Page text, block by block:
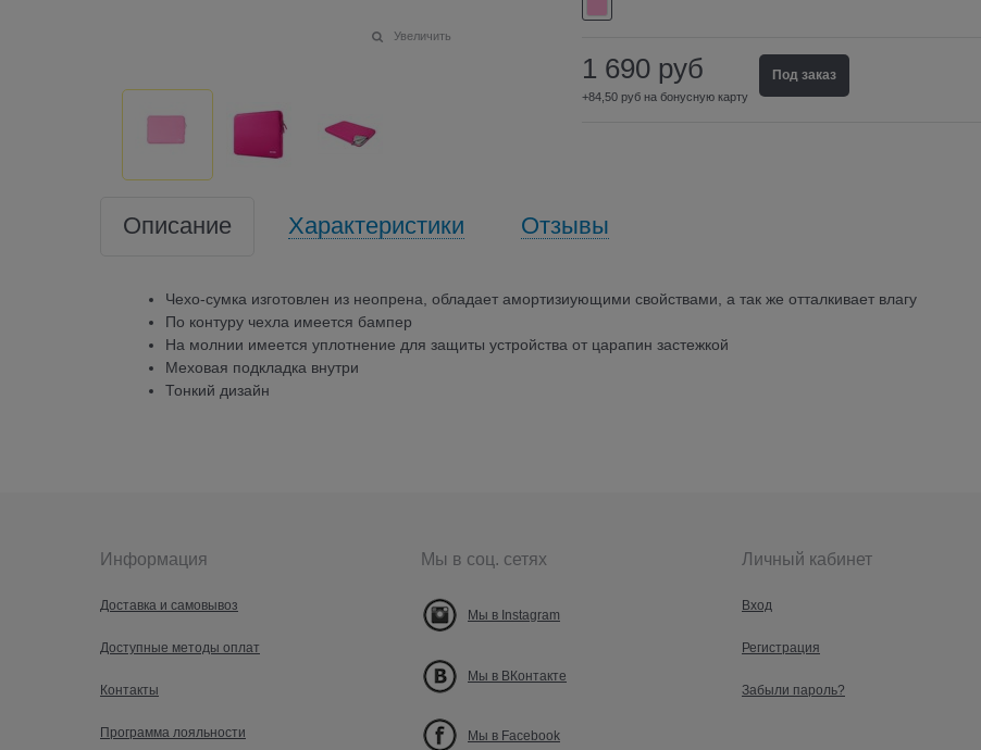
Увеличить
1 690 руб
+84,50 руб на бонусную карту
Под заказ
Описание Характеристики Отзывы
Чехо-сумка изготовлен из неопрена, обладает амортизиующими свойствами, а так же отталкивает влагу
По контуру чехла имеется бампер
На молнии имеется уплотнение для защиты устройства от царапин застежкой
Меховая подкладка внутри
Тонкий дизайн
Информация
Доставка и самовывоз
Доступные методы оплат
Контакты
Программа лояльности
Мы в соц. сетях
Мы в Instagram
Мы в ВКонтакте
Мы в Facebook
Личный кабинет
Вход
Регистрация
Забыли пароль?